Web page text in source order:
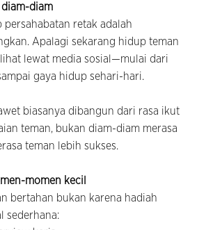
diam
persahabatan retak adalah
Apalagi sekarang hidup teman
lewat media sosial—mulai dari
gaya hidup sehari-hari.
biasanya dibangun dari rasa ikut
teman, bukan diam-diam merasa
teman lebih sukses.
momen kecil
bertahan bukan karena hadiah
sederhana: